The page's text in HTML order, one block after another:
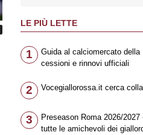
LE PIÙ LETTE
1
Guida al calciomercato della
cessioni e rinnovi ufficiali
2 Vocegiallorossa.it cerca
3
Preseason Roma 2026/
tutte le amichevoli dei